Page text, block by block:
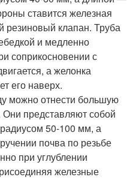
ставится железная
резиновый клапан. Труба
и медленно
соприкосновении с
а желонка
его наверх.
можно отнести большую
Они представляют собой
50-100 мм, а
почва по резьбе
при углублении
железные